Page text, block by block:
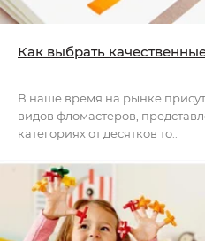
Как выбрать
В наше время на рынке
видов фломастеров,
категориях от десятков то..